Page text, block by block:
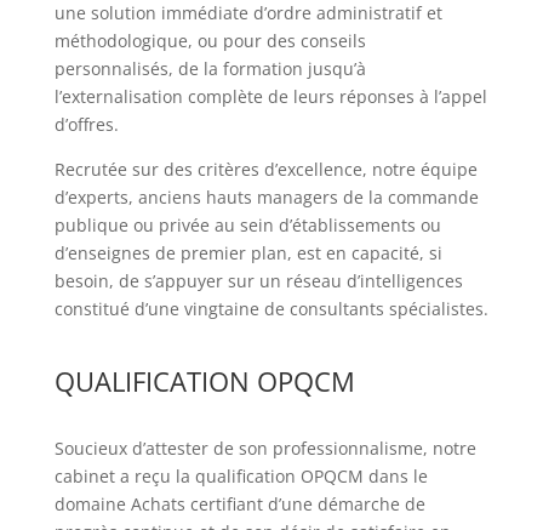
une solution immédiate d’ordre administratif et
méthodologique, ou pour des conseils
personnalisés, de la formation jusqu’à
l’externalisation complète de leurs réponses à l’appel
d’offres.
Recrutée sur des critères d’excellence, notre équipe
d’experts, anciens hauts managers de la commande
publique ou privée au sein d’établissements ou
d’enseignes de premier plan, est en capacité, si
besoin, de s’appuyer sur un réseau d’intelligences
constitué d’une vingtaine de consultants spécialistes.
QUALIFICATION OPQCM
Soucieux d’attester de son professionnalisme, notre
cabinet a reçu la qualification OPQCM dans le
domaine Achats certifiant d’une démarche de